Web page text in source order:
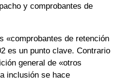
y comprobantes de
«comprobantes de retención
es un punto clave. Contrario
general de «otros
inclusión se hace